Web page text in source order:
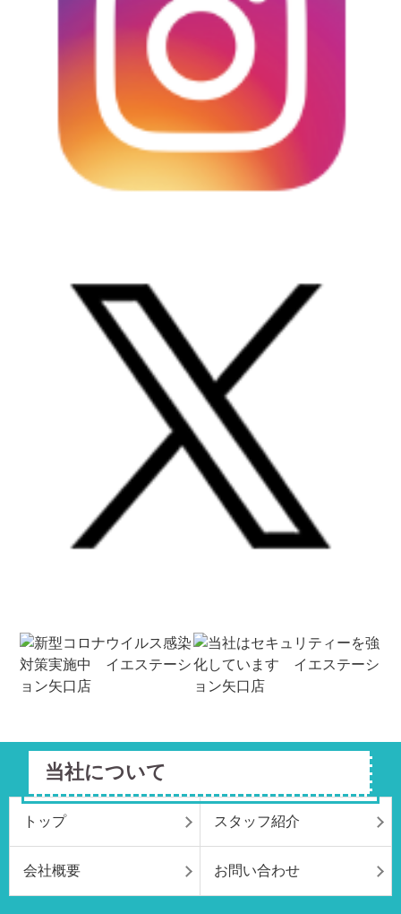
当社について
トップ スタッフ紹介
会社概要 お問い合わせ